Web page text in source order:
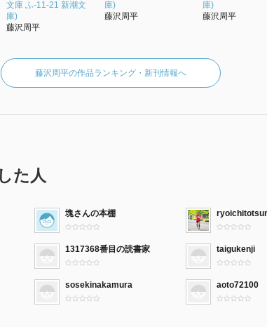
文庫 ふ-11-21 新潮文
庫)
藤沢周平
庫)
藤沢周平
庫)
藤沢周平
藤沢周平の作品ランキング・新刊情報へ
た人
塊さんの本棚
1317368番目の読書家 taigukenji
sosekinakamura aoto72100